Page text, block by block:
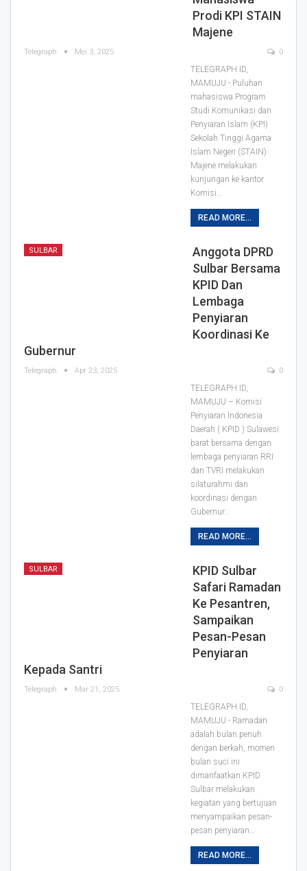
Prodi KPI STAIN
Majene
Telegraph Mei 3, 2025 0
TELEGRAPH.ID,
MAMUJU - Puluhan
mahasiswa Program
Studi Komunikasi dan
Penyiaran Islam (KPI)
Sekolah Tinggi Agama
Islam Negeri (STAIN)
Majene melakukan
kunjungan ke kantor
Komisi…
READ MORE...
SULBAR
Anggota DPRD
Sulbar Bersama
KPID Dan
Lembaga
Penyiaran
Koordinasi Ke
Gubernur
Telegraph Apr 23, 2025 0
TELEGRAPH.ID,
MAMUJU – Komisi
Penyiaran Indonesia
Daerah ( KPID ) Sulawesi
barat bersama dengan
lembaga penyiaran RRI
dan TVRI melakukan
silaturahmi dan
koordinasi dengan
Gubernur…
READ MORE...
SULBAR
KPID Sulbar
Safari Ramadan
Ke Pesantren,
Sampaikan
Pesan-Pesan
Penyiaran
Kepada Santri
Telegraph Mar 21, 2025 0
TELEGRAPH.ID,
MAMUJU - Ramadan
adalah bulan penuh
dengan berkah, momen
bulan suci ini
dimanfaatkan KPID
Sulbar melakukan
kegiatan yang bertujuan
menyampaikan pesan-
pesan penyiaran…
READ MORE...